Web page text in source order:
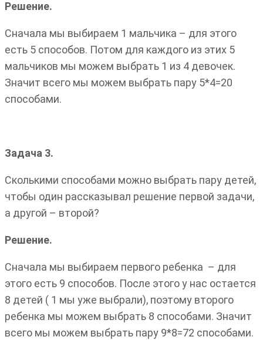
Решение.
Сначала мы выбираем 1 мальчика – для этого
есть 5 способов. Потом для каждого из этих 5
мальчиков мы можем выбрать 1 из 4 девочек.
Значит всего мы можем выбрать пару 5*4=20
способами.
Задача 3.
Сколькими способами можно выбрать пару детей,
чтобы один рассказывал решение первой задачи,
а другой – второй?
Решение.
Сначала мы выбираем первого ребенка – для
этого есть 9 способов. После этого у нас остается
8 детей ( 1 мы уже выбрали), поэтому второго
ребенка мы можем выбрать 8 способами. Значит
всего мы можем выбрать пару 9*8=72 способами.